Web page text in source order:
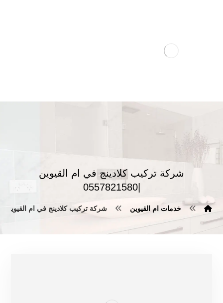
شركة تركيب كلادينج في ام القيوين
|0557821580
خدمات ام القيوين شركة تركيب كلادينج في ام القيوين |0557821580